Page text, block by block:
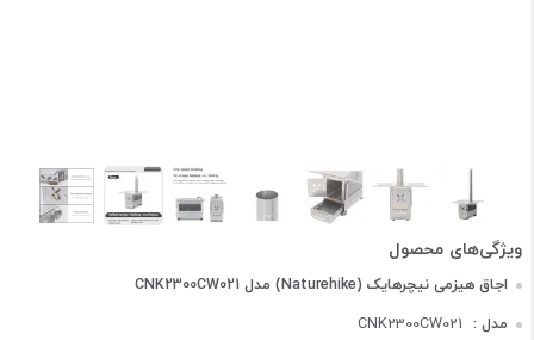
اجاق هیزمی نیچرهایک (Naturehike) مدل CNK2300CW021
مدل : CNK2300CW021